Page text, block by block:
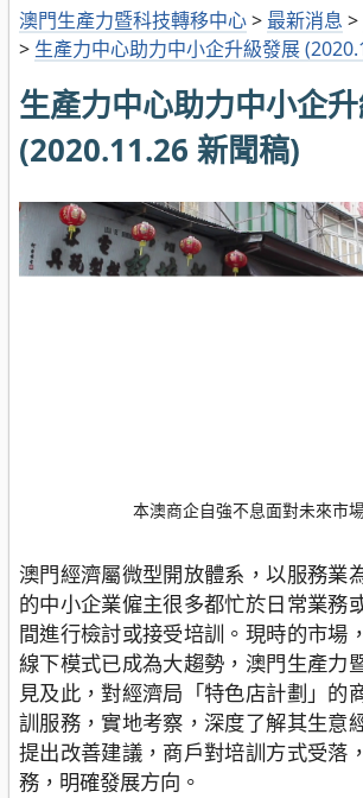
澳門生產力暨科技轉移中心> 最新消息 >
> 生產力中心助力中小企升級發展
生產力中心助力中小企
(2020.11.26 新聞稿)
本澳商企自強不息面對未來市
澳門經濟屬微型開放體系，以服務業
的中小企業僱主很多都忙於日常業務
間進行檢討或接受培訓。現時的市場
線下模式已成為大趨勢，澳門生產力
見及此，對經濟局「特色店計劃」的
訓服務，實地考察，深度了解其生意
提出改善建議，商戶對培訓方式受落
務，明確發展方向。